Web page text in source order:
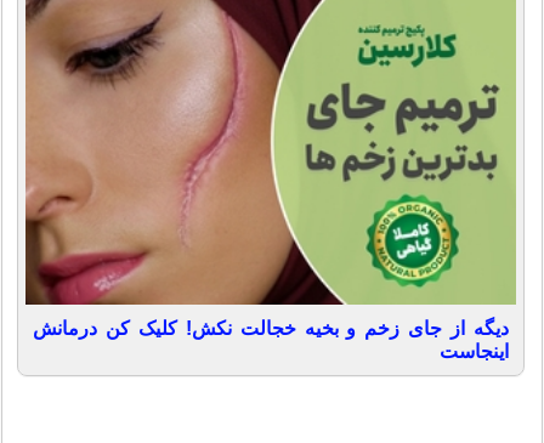
دیگه از جای زخم و بخیه خجالت نکش! کلیک کن درمانش
اینجاست